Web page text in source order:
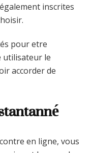
inscrites
pour etre
utilisateur le
accorder de
en ligne, vous